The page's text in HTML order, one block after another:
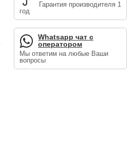
Гарантия производителя 1
год
Whatsapp чат с
оператором
Мы ответим на любые Ваши
вопросы